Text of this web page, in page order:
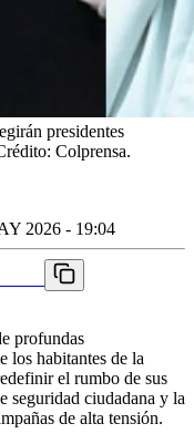
presidentes
Colprensa.
2026 - 19:04
profundas
los habitantes de la
el rumbo de sus
seguridad ciudadana y la
de alta tensión.